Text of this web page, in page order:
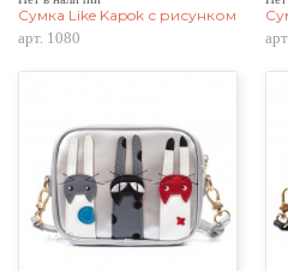
Сумка Like Kapok с рисунком
арт. 1080